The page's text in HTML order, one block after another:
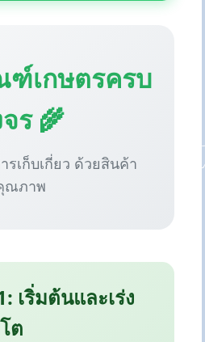
เกษตรครบ
ร 🌾
รเก็บเกี่ยว ด้วยสินค้า
ณภาพ
เริ่มต้นและเร่ง
ต